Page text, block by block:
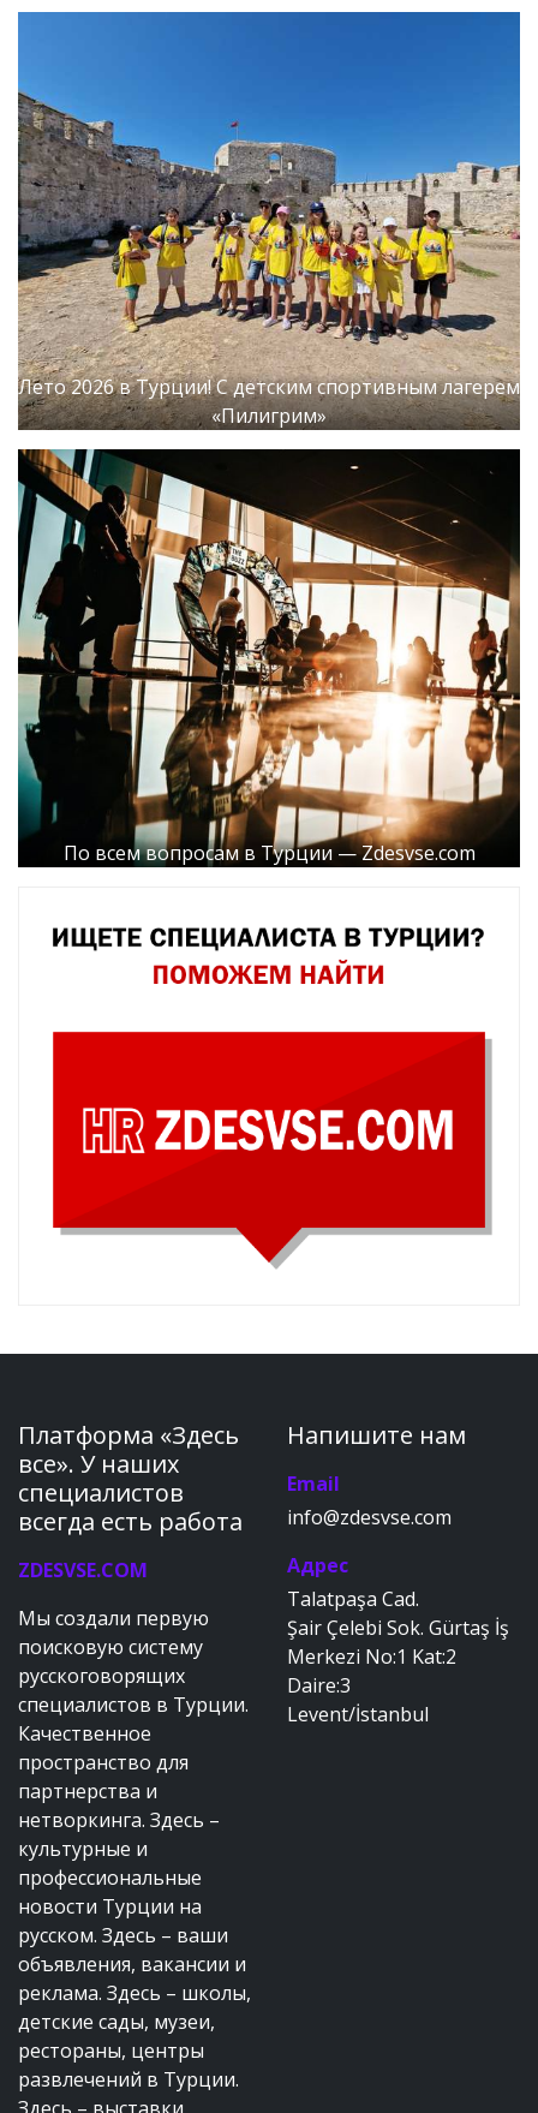
Лето 2026 в Турции! С детским спортивным лагерем
«Пилигрим»
По всем вопросам в Турции — Zdesvse.com
Платформа «Здесь
все». У наших
специалистов
всегда есть работа
ZDESVSE.COM
Мы создали первую
поисковую систему
русскоговорящих
специалистов в Турции.
Качественное
пространство для
партнерства и
нетворкинга. Здесь –
культурные и
профессиональные
новости Турции на
русском. Здесь – ваши
объявления, вакансии и
реклама. Здесь – школы,
детские сады, музеи,
рестораны, центры
развлечений в Турции.
Напишите нам
Email
info@zdesvse.com
Адрес
Talatpaşa Cad.
Şair Çelebi Sok. Gürtaş İş
Merkezi No:1 Kat:2
Daire:3
Levent/İstanbul